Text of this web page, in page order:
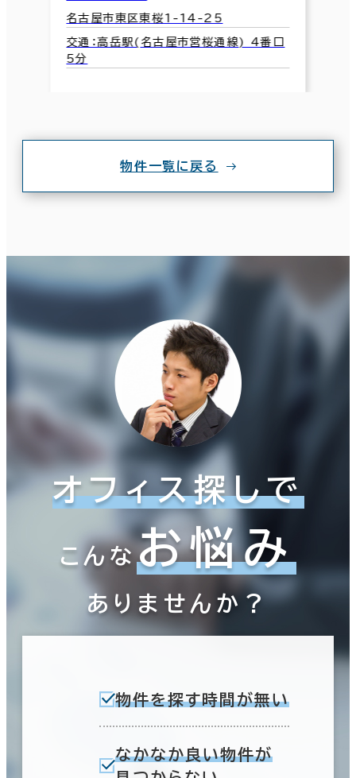
名古屋市東区東桜1-14-25
交通：高岳駅(名古屋市営桜通線) 4番口
5分
物件一覧に戻る
オフィス探しで
こんなお悩み
ありませんか？
物件を探す時間が無い
なかなか良い物件が